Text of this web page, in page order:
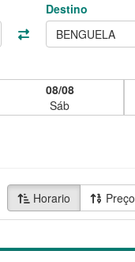
Destino
BENGUELA
08/08
Sáb
Horario Preço